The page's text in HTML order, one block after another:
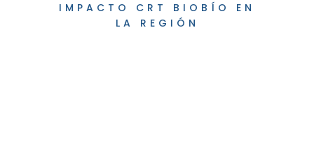
IMPACTO CRT BIOBÍO EN
LA REGIÓN